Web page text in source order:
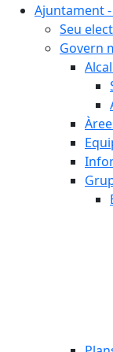
Ajuntament
Seu
Govern